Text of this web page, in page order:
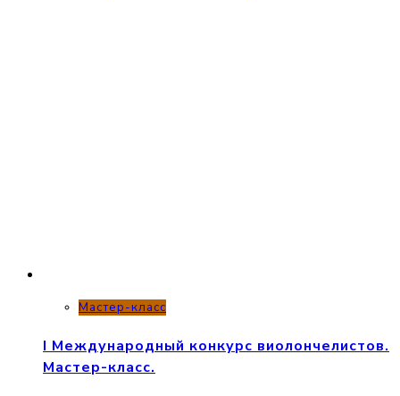
Мастер-класс
I Международный конкурс виолончелистов.
Мастер-класс.